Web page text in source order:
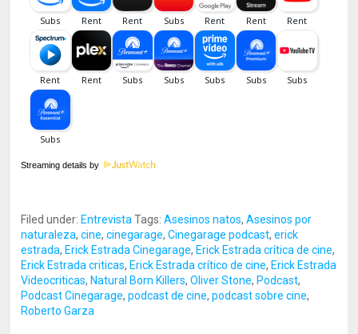
Streaming details by
Filed under: Entrevista Tags:Asesinos natos,Asesinos por
naturaleza,cine,cinegarage,Cinegarage podcast,erick
estrada, Erick Estrada Cinegarage, Erick Estrada crítica de cine,
Erick Estrada criticas, Erick Estrada crítico de cine, Erick Estrada
Videocriticas, Natural Born Killers,Oliver Stone, Podcast,
Podcast Cinegarage,podcast de cine,podcast sobre cine,
Roberto Garza